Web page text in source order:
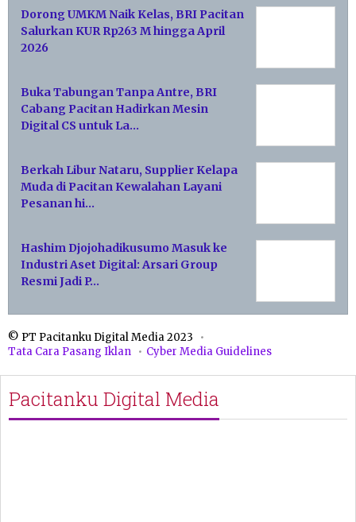
Dorong UMKM Naik Kelas, BRI Pacitan
Salurkan KUR Rp263 M hingga April
2026
Buka Tabungan Tanpa Antre, BRI
Cabang Pacitan Hadirkan Mesin
Digital CS untuk La…
Berkah Libur Nataru, Supplier Kelapa
Muda di Pacitan Kewalahan Layani
Pesanan hi…
Hashim Djojohadikusumo Masuk ke
Industri Aset Digital: Arsari Group
Resmi Jadi P…
© PT Pacitanku Digital Media 2023
Tata Cara Pasang Iklan
Cyber Media Guidelines
Pacitanku Digital Media